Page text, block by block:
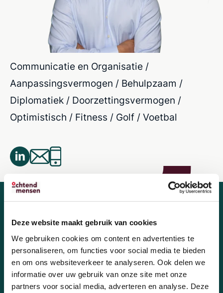
Deze website maakt gebruik van cookies
We gebruiken cookies om content en advertenties te
personaliseren, om functies voor social media te bieden
en om ons websiteverkeer te analyseren. Ook delen we
informatie over uw gebruik van onze site met onze
partners voor social media, adverteren en analyse. Deze
Communicatie en Organisatie /
Aanpassingsvermogen / Behulpzaam /
Diplomatiek / Doorzettingsvermogen /
Optimistisch / Fitness / Golf / Voetbal
Wij zoeken nieuwe
OchtendMensen!